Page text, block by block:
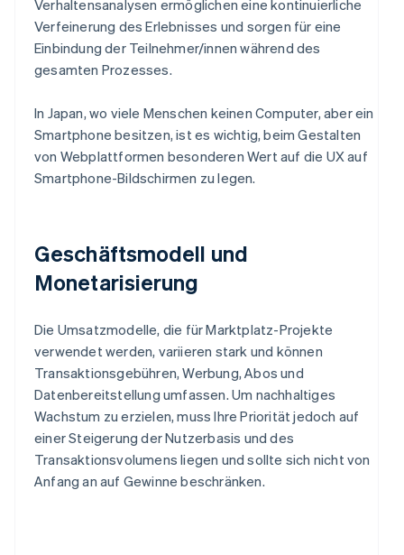
Verhaltensanalysen ermöglichen eine kontinuierliche
Verfeinerung des Erlebnisses und sorgen für eine
Einbindung der Teilnehmer/innen während des
gesamten Prozesses.
In Japan, wo viele Menschen keinen Computer, aber ein
Smartphone besitzen, ist es wichtig, beim Gestalten
von Webplattformen besonderen Wert auf die UX auf
Smartphone-Bildschirmen zu legen.
Geschäftsmodell und
Monetarisierung
Die Umsatzmodelle, die für Marktplatz-Projekte
verwendet werden, variieren stark und können
Transaktionsgebühren, Werbung, Abos und
Datenbereitstellung umfassen. Um nachhaltiges
Wachstum zu erzielen, muss Ihre Priorität jedoch auf
einer Steigerung der Nutzerbasis und des
Transaktionsvolumens liegen und sollte sich nicht von
Anfang an auf Gewinne beschränken.